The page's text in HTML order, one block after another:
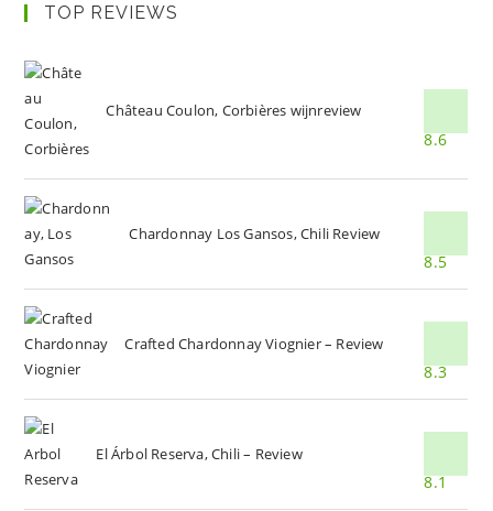
TOP REVIEWS
Château Coulon, Corbières wijnreview
8.6
Chardonnay Los Gansos, Chili Review
8.5
Crafted Chardonnay Viognier – Review
8.3
El Árbol Reserva, Chili – Review
8.1